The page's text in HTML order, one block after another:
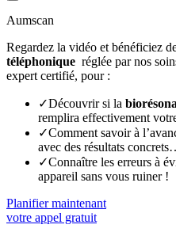
Aumscan
Regardez la vidéo et bénéficiez
téléphonique réglée par nos
expert certifié, pour :
✓Découvrir si la
remplira effectivement
✓Comment savoir à
avec des résultats
✓Connaître les erreurs à
appareil sans vous ruiner !
Planifier maintenant
votre appel gratuit